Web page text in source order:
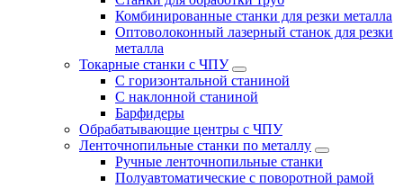
Комбинированные станки для резки металла
Оптоволоконный лазерный станок для резки
металла
Токарные станки с ЧПУ
С горизонтальной станиной
С наклонной станиной
Барфидеры
Обрабатывающие центры с ЧПУ
Ленточнопильные станки по металлу
Ручные ленточнопильные станки
Полуавтоматические с поворотной рамой